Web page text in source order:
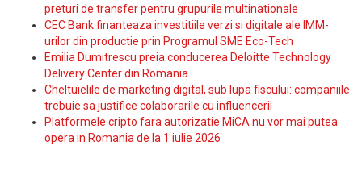
preturi de transfer pentru grupurile multinationale
CEC Bank finanteaza investitiile verzi si digitale ale IMM-
urilor din productie prin Programul SME Eco-Tech
Emilia Dumitrescu preia conducerea Deloitte Technology
Delivery Center din Romania
Cheltuielile de marketing digital, sub lupa fiscului: companiile
trebuie sa justifice colaborarile cu influencerii
Platformele cripto fara autorizatie MiCA nu vor mai putea
opera in Romania de la 1 iulie 2026